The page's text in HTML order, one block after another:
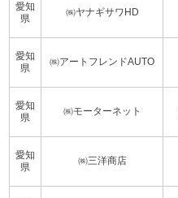
愛知
県
㈱ヤナギサワHD
愛知
県
㈱アートフレンドAUTO
愛知
県
㈱モーターネット
愛知
県
㈱三洋商店